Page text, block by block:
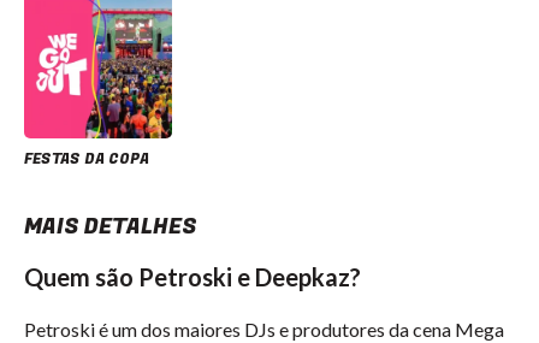
FESTAS DA COPA
MAIS DETALHES
Quem são Petroski e Deepkaz?
Petroski é um dos maiores DJs e produtores da cena Mega